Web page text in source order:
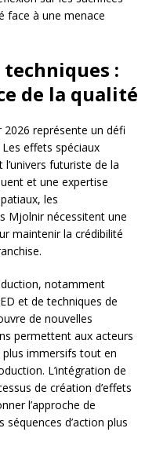
face à une menace
:
de la qualité
2026 représente un défi
effets spéciaux
futuriste de la
et une expertise
les
Mjolnir nécessitent une
maintenir la crédibilité
notamment
et de techniques de
de nouvelles
permettent aux acteurs
plus immersifs tout en
L’intégration de
de création d’effets
l’approche de
d’action plus